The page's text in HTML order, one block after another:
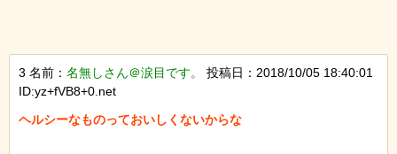
3 名前： 名無しさん＠涙目です。
投稿日：2018/10/05 18:40:01
ID:yz+fVB8+0.net
ヘルシーなものっておいしくないからな